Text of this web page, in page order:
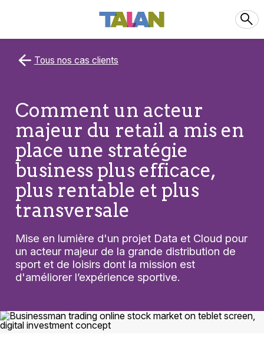
Tous nos cas clients
Comment un acteur
majeur du retail a mis en
place une stratégie
business plus efficace,
plus rentable et plus
transversale
Mise en lumière d'un projet Data et Cloud pour
un acteur majeur de la grande distribution de
sport et de loisirs dont la mission est
d'améliorer l’expérience sportive.